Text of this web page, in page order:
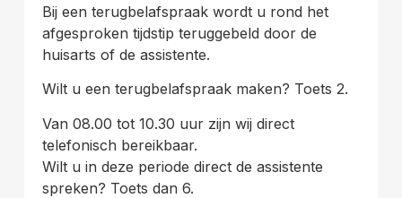
Bij een terugbelafspraak wordt u rond het
afgesproken tijdstip teruggebeld door de
huisarts of de assistente.
Wilt u een terugbelafspraak maken? Toets 2.
Van 08.00 tot 10.30 uur zijn wij direct
telefonisch bereikbaar.
Wilt u in deze periode direct de assistente
spreken? Toets dan 6.